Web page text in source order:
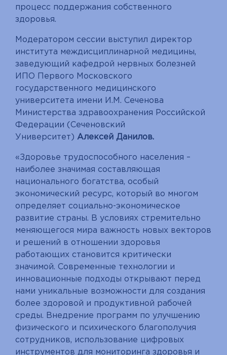
процесс поддержания собственного
здоровья.
Модератором сессии выступил директор
института междисциплинарной медицины,
заведующий кафедрой нервных болезней
ИПО Первого Московского
государственного медицинского
университета имени И.М. Сеченова
Министерства здравоохранения Российской
Федерации (Сеченовский
Университет) Алексей Данилов.
«Здоровье трудоспособного населения –
наиболее значимая составляющая
национального богатства, особый
экономический ресурс, который во многом
определяет социально-экономическое
развитие страны. В условиях стремительно
меняющегося мира важность новых векторов
и решений в отношении здоровья
работающих становится критически
значимой. Современные технологии и
инновационные подходы открывают перед
нами уникальные возможности для создания
более здоровой и продуктивной рабочей
среды. Внедрение программ по улучшению
физического и психического благополучия
сотрудников, использование цифровых
инструментов для мониторинга здоровья и